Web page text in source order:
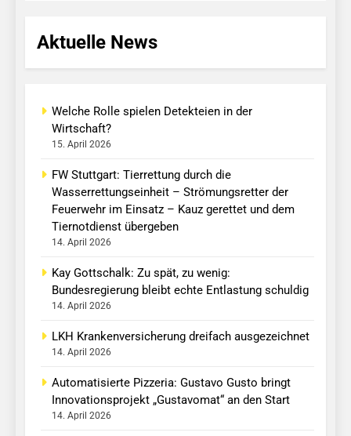
Aktuelle News
Welche Rolle spielen Detekteien in der
Wirtschaft?
15. April 2026
FW Stuttgart: Tierrettung durch die
Wasserrettungseinheit – Strömungsretter der
Feuerwehr im Einsatz – Kauz gerettet und dem
Tiernotdienst übergeben
14. April 2026
Kay Gottschalk: Zu spät, zu wenig:
Bundesregierung bleibt echte Entlastung schuldig
14. April 2026
LKH Krankenversicherung dreifach ausgezeichnet
14. April 2026
Automatisierte Pizzeria: Gustavo Gusto bringt
Innovationsprojekt „Gustavomat“ an den Start
14. April 2026